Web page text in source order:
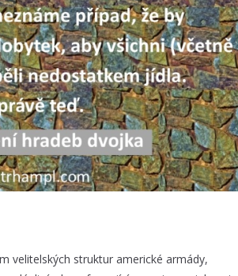
velitelských struktur americké armády,